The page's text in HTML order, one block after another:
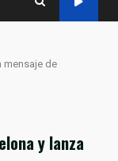
mensaje de
y lanza